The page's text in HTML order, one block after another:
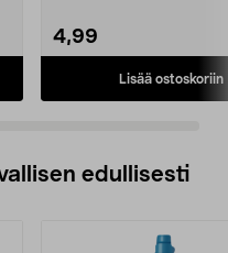
4,99
Lisää ostoskoriin
edullisesti